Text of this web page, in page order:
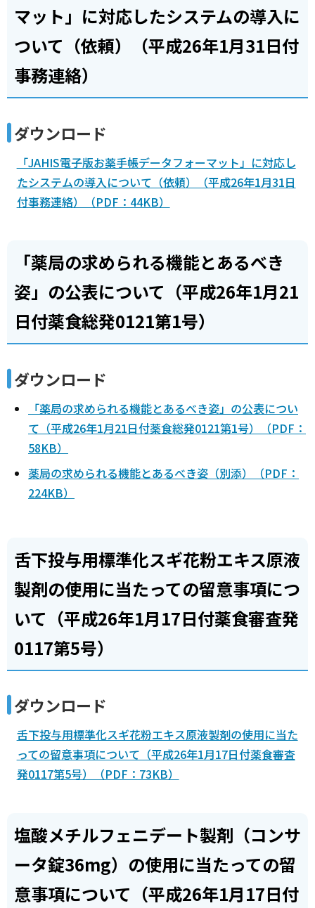
マット」に対応したシステムの導入に
ついて（依頼）（平成26年1月31日付
事務連絡）
ダウンロード
「JAHIS電子版お薬手帳データフォーマット」に対応し
たシステムの導入について（依頼）（平成26年1月31日
付事務連絡）（PDF：44KB）
「薬局の求められる機能とあるべき
姿」の公表について（平成26年1月21
日付薬食総発0121第1号）
ダウンロード
「薬局の求められる機能とあるべき姿」の公表につい
て（平成26年1月21日付薬食総発0121第1号）（PDF：
58KB）
薬局の求められる機能とあるべき姿（別添）（PDF：
224KB）
舌下投与用標準化スギ花粉エキス原液
製剤の使用に当たっての留意事項につ
いて（平成26年1月17日付薬食審査発
0117第5号）
ダウンロード
舌下投与用標準化スギ花粉エキス原液製剤の使用に当た
っての留意事項について（平成26年1月17日付薬食審査
発0117第5号）（PDF：73KB）
塩酸メチルフェニデート製剤（コンサ
ータ錠36mg）の使用に当たっての留
意事項について（平成26年1月17日付